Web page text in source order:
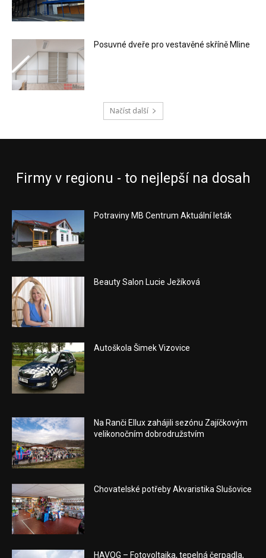
Posuvné dveře pro vestavěné skříně Mline
Načíst další
Firmy v regionu - to nejlepší na dosah
Potraviny MB Centrum Aktuální leták
Beauty Salon Lucie Ježíková
Autoškola Šimek Vizovice
Na Ranči Ellux zahájili sezónu Zajíčkovým
velikonočním dobrodružstvím
Chovatelské potřeby Akvaristika Slušovice
HAVOG – Fotovoltaika, tepelná čerpadla,